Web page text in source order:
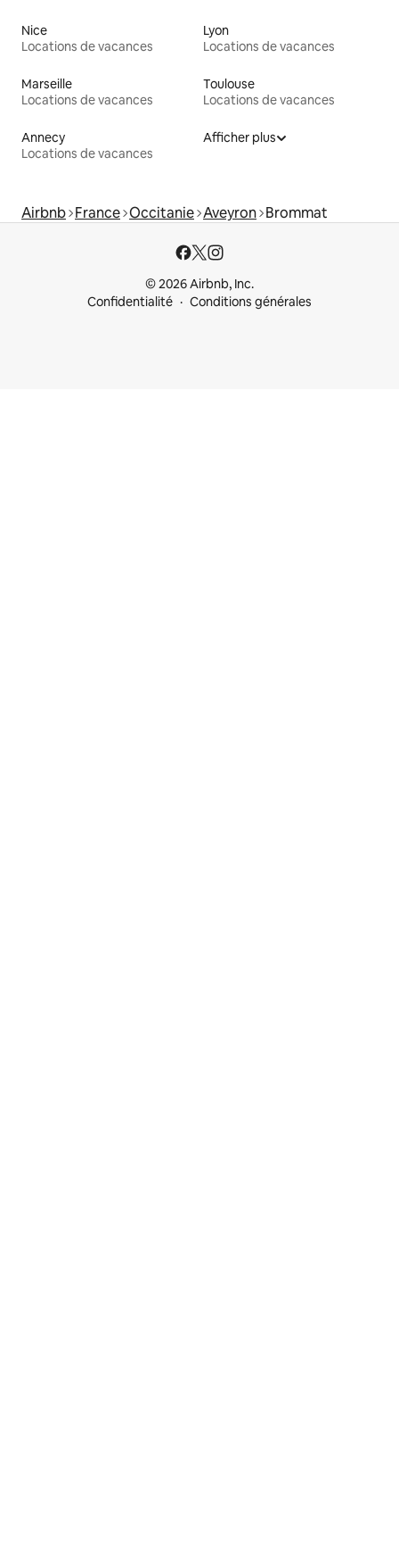
Nice
Locations de vacances
Lyon
Locations de vacances
Marseille
Locations de vacances
Toulouse
Locations de vacances
Annecy
Locations de vacances
Afficher plus
Airbnb France Occitanie Aveyron Brommat
© 2026 Airbnb, Inc.
Confidentialité
Conditions générales